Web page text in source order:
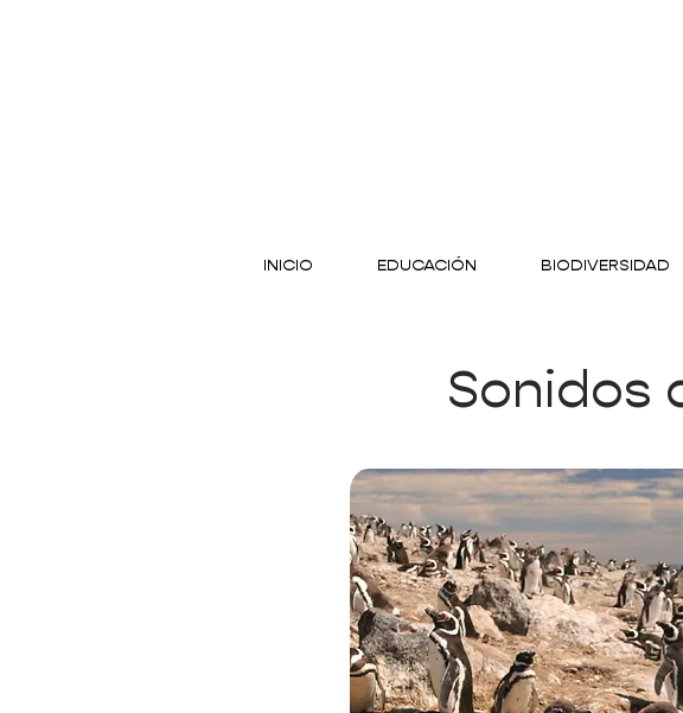
INICIO EDUCACIÓN BIODIVERSIDAD
Sonidos